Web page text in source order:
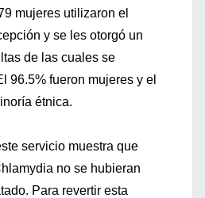
mujeres utilizaron el
y se les otorgó un
de las cuales se
96.5% fueron mujeres y el
étnica.
servicio muestra que
no se hubieran
Para revertir esta